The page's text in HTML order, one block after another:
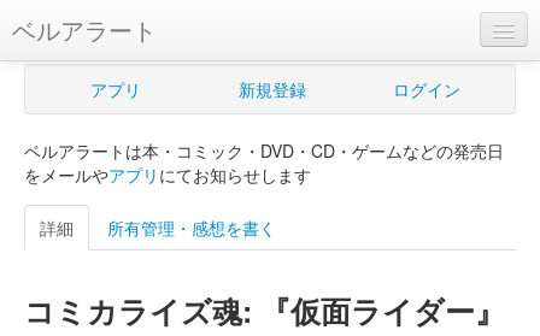
ベルアラート
ベルアラートとは
新規登録
ログイン
購入管理
アプリ 新規登録 ログイン
ベルアラートは本・コミック・DVD・CD・ゲームなどの発売日
をメールやアプリ にてお知らせします
詳細 所有管理・感想を書く
コミカライズ魂: 『仮面ライダー』